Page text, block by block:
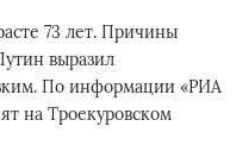
73 лет. Причины
выразил
По информации «РИА
на Троекуровском